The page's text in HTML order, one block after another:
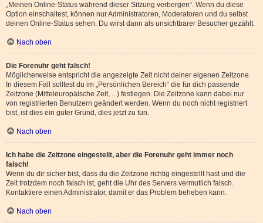
„Meinen Online-Status während dieser Sitzung verbergen“. Wenn du diese
Option einschaltest, können nur Administratoren, Moderatoren und du selbst
deinen Online-Status sehen. Du wirst dann als unsichtbarer Besucher gezählt.
Nach oben
Die Forenuhr geht falsch!
Möglicherweise entspricht die angezeigte Zeit nicht deiner eigenen Zeitzone.
In diesem Fall solltest du im „Persönlichen Bereich“ die für dich passende
Zeitzone (Mitteleuropäische Zeit, ...) festlegen. Die Zeitzone kann dabei nur
von registrierten Benutzern geändert werden. Wenn du noch nicht registriert
bist, ist dies ein guter Grund, dies jetzt zu tun.
Nach oben
Ich habe die Zeitzone eingestellt, aber die Forenuhr geht immer noch
falsch!
Wenn du dir sicher bist, dass du die Zeitzone richtig eingestellt hast und die
Zeit trotzdem noch falsch ist, geht die Uhr des Servers vermutlich falsch.
Kontaktiere einen Administrator, damit er das Problem beheben kann.
Nach oben